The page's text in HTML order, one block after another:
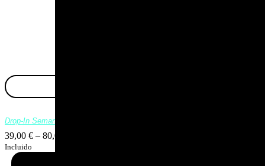
Drop-In Semanal
39,00 € – 80,00
Incluido